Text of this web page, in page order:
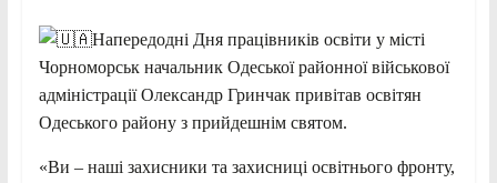
Напередодні Дня працівників освіти у місті
Чорноморськ начальник Одеської районної військової
адміністрації Олександр Гринчак привітав освітян
Одеського району з прийдешнім святом.
«Ви – наші захисники та захисниці освітнього фронту,